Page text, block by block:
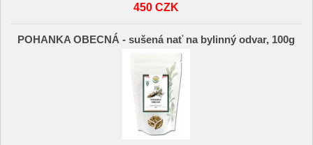
450 CZK
POHANKA OBECNÁ - sušená nať na bylinný odvar, 100g